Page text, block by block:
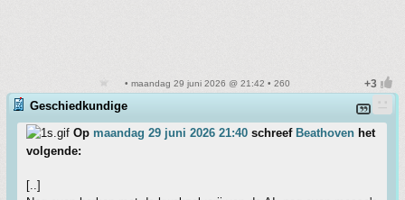
• maandag 29 juni 2026 @ 21:42 • 260
Geschiedkundige
Op maandag 29 juni 2026 21:40 schreef Beathoven het
volgende:
[..]